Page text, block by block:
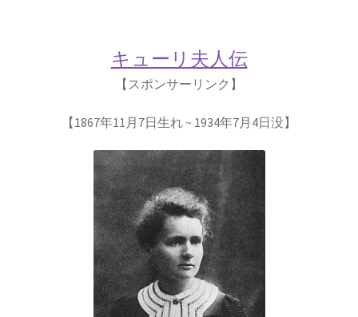
トマス・ヤング
【 医学の視点から光の波動説を発展｜三原色の提唱】
歴史的な集合写真
1927年10月開催
【第五回ソルベー会議】
キューリ夫人伝
【スポンサーリンク】
【1867年11月7日生れ ~ 1934年7月4日没】